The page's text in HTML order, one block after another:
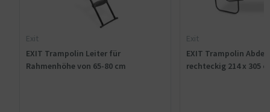
Exit
EXIT Trampolin Leiter für
Rahmenhöhe von 65-80 cm
Exit
EXIT Trampolin
rechteckig 214 x 305